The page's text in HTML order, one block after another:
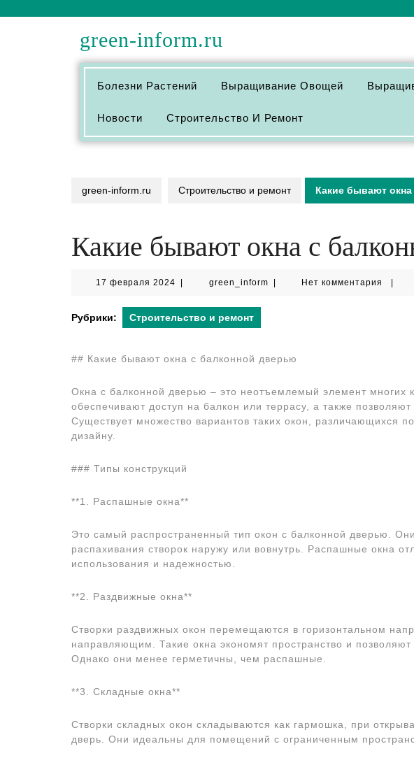
green-inform.ru
Болезни Растений Выращивание Овощей
Новости Строительство И Ремонт
green-inform.ru Строительство и ремонт Какие бывают
Какие бывают окна с
17 февраля 2024 17
2024
green_informgreen_informНет комментария
Рубрики: Строительство и ремонт
## Какие бывают окна с балконной дверью
Окна с балконной дверью – это неотъемлемый элемент многих
обеспечивают доступ на балкон или террасу, а также
Существует множество вариантов таких окон, различающихся
дизайну.
### Типы конструкций
**1. Распашные окна**
Это самый распространенный тип окон с балконной дверью.
распахивания створок наружу или вовнутрь. Распашные окна
использования и надежностью.
**2. Раздвижные окна**
Створки раздвижных окон перемещаются в горизонтальном
направляющим. Такие окна экономят пространство и
Однако они менее герметичны, чем распашные.
**3. Складные окна**
Створки складных окон складываются как гармошка, при
дверь. Они идеальны для помещений с ограниченным